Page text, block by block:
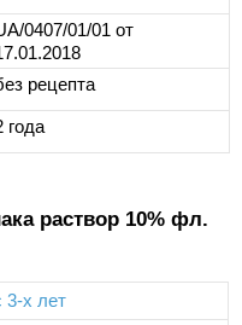
0407/01/01 от
рецепта
года
раствор 10% фл.
3-х лет